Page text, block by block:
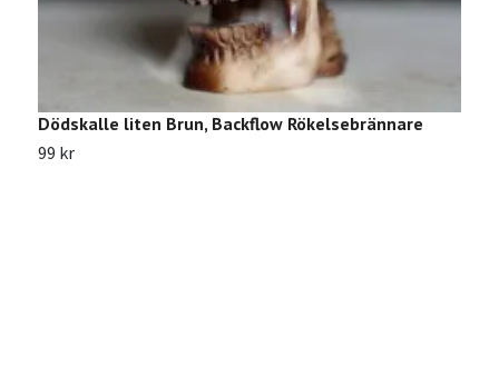
Dödskalle liten Brun, Backflow Rökelsebrännare
99 kr